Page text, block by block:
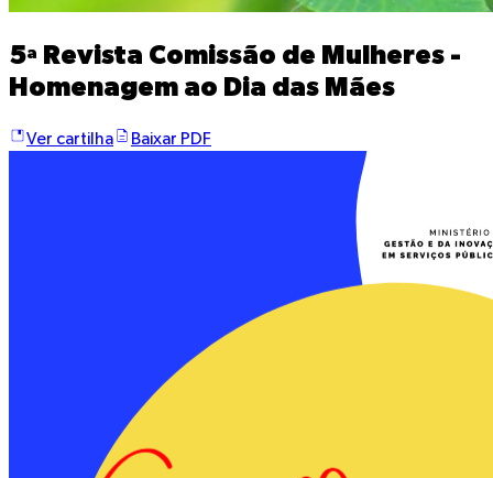
5ª Revista Comissão de Mulheres -
Homenagem ao Dia das Mães
Ver cartilha Baixar PDF